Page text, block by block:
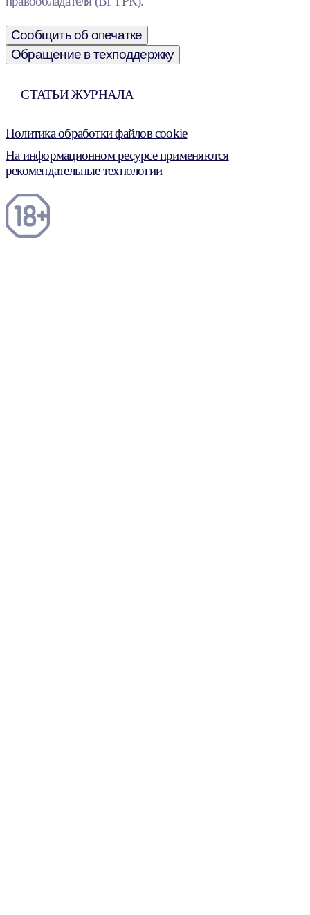
Сообщить об опечатке
Обращение в техподдержку
СТАТЬИ ЖУРНАЛА
Политика обработки файлов cookie
На информационном ресурсе применяются
рекомендательные технологии